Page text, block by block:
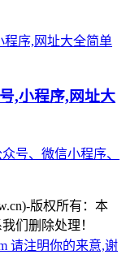
,小程序,网址大
号、微信小程序、
版权所有：本
们删除处理！
请注明你的来意,谢